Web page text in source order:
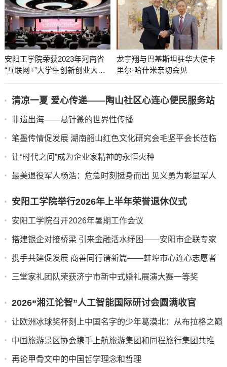
业规范发展
安阳工学院荣获2023年河南省
“互联网+”大学生创新创业大赛
龙宇翔与巴基斯坦驻华大使卡
里尔·哈什米亲切会见
清凉一夏 爱心传递——陶山社区心连心便民服务站
迎来健民爱心纯水
非遗出海——悬针篆的世界性传播
笔墨传情促发展 湖南韶山红色文化研究会毛坚平会长莅临
广州国览医疗器械城考察调研
让“时代之问”成为企业家精神的永恒火种
最美退役军人杨浩：危急时刻挺身而出 见义勇为彰显军人
安阳工学院举行2026年上半年荣誉退休仪式
安阳工学院召开2026年暑期工作会议
搭建银企对接桥梁 引来金融活水纾困——安阳市企联专家
牵线浙商银行开展惠企融资对接活动
携手共建促发展 商善同行谱新篇——蚌埠市心连心志愿者
协会与蚌山区青年商贸协会共建合作交流会圆满落幕
三堂家礼团队荣获济宁市新中式婚礼展演大赛一等奖
2026“湘江论智”人工智能国际研讨会圆满收官
让欧洲冰球奖杯刻上中国名字的少年葛漠北：从布拉格之巅
到爱尔兰中国文化艺术节
中国旅游景区协会携手上航旅游集团和同程旅行集团共推
“小而美”场景焕新
再论甲骨文中的中国哲学理念和哲理